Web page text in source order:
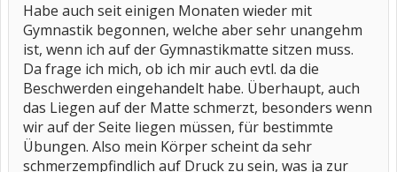
Habe auch seit einigen Monaten wieder mit
Gymnastik begonnen, welche aber sehr unangehm
ist, wenn ich auf der Gymnastikmatte sitzen muss.
Da frage ich mich, ob ich mir auch evtl. da die
Beschwerden eingehandelt habe. Überhaupt, auch
das Liegen auf der Matte schmerzt, besonders wenn
wir auf der Seite liegen müssen, für bestimmte
Übungen. Also mein Körper scheint da sehr
schmerzempfindlich auf Druck zu sein, was ja zur